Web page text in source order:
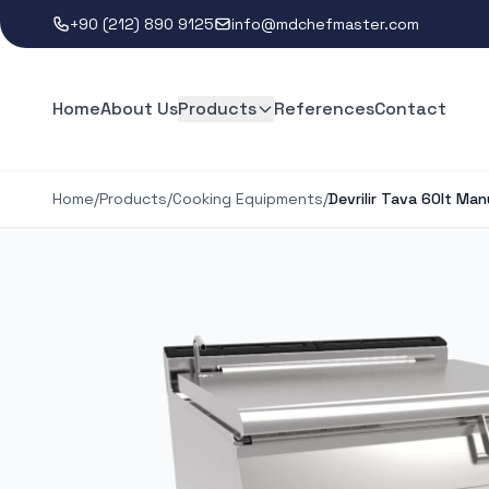
+90 (212) 890 9125 info@mdchefmaster.com
HomeAbout UsProducts ReferencesContact
Home/Products/Cooking Equipments/Devrilir Tava 60lt